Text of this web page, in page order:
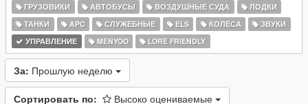
ГРУЗОВИКИ
АВТОБУСЫ ВОЗДУШНЫЕ СУДА
ЛОДКИ
ТАНКИ
APC СЛУЖЕБНЫЕ ELS КОЛЁСА
ЗВУКИ
УПРАВЛЕНИЕ
MENYOO LORE FRIENDLY
За: Прошлую неделю
Сортировать по: Высоко оцениваемые